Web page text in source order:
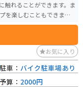
触れることができます。ま
を楽しむこともできま
お気に入り
駐車： バイク駐車場あり
予算： 2000円